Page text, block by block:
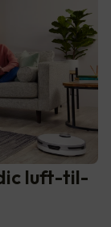
luft-til-